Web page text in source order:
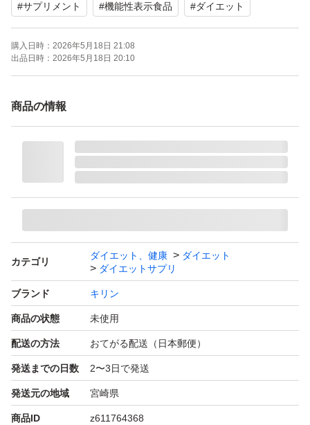
#サプリメント #機能性表示食品 #ダイエット
購入日時： 2026年5月18日 21:08
出品日時： 2026年5月18日 20:10
商品の情報
カテゴリ
ダイエット、健康
ダイエット
ダイエットサプリ
ブランド キリン
商品の状態 未使用
配送の方法 おてがる配送（日本郵便）
発送までの日数 2〜3日で発送
発送元の地域 宮崎県
商品ID z611764368